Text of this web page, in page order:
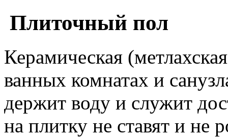
Плиточный пол
Керамическая
ванных комнатах и
держит воду и служит
на плитку не ставят и не